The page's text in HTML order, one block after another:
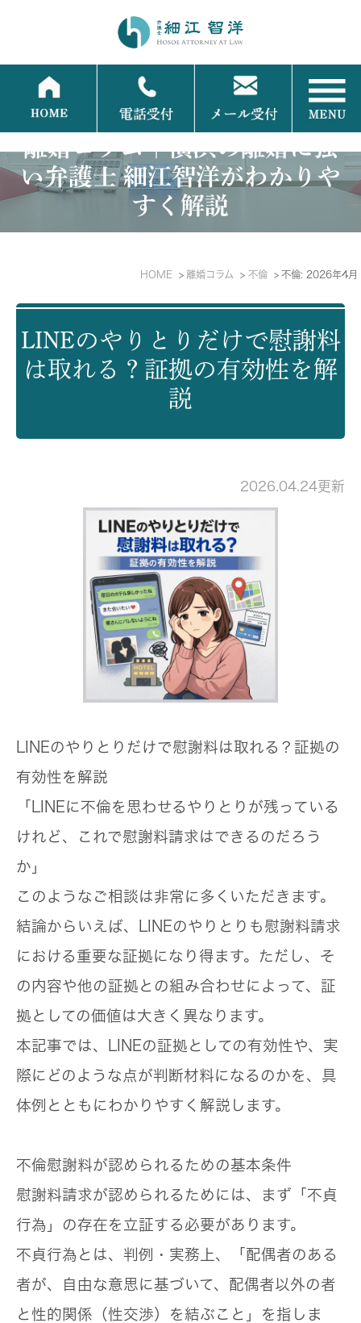
離婚コラム｜横浜の離婚に強
い弁護士 細江智洋がわかりや
すく解説
HOME 離婚コラム 不倫 不倫: 2026年4月
LINEのやりとりだけで慰謝料
は取れる？証拠の有効性を解
説
2026.04.24更新
LINEのやりとりだけで慰謝料は取れる？証拠の
有効性を解説
「LINEに不倫を思わせるやりとりが残っている
けれど、これで慰謝料請求はできるのだろう
か」
このようなご相談は非常に多くいただきます。
結論からいえば、LINEのやりとりも慰謝料請求
における重要な証拠になり得ます。ただし、そ
の内容や他の証拠との組み合わせによって、証
拠としての価値は大きく異なります。
本記事では、LINEの証拠としての有効性や、実
際にどのような点が判断材料になるのかを、具
体例とともにわかりやすく解説します。
不倫慰謝料が認められるための基本条件
慰謝料請求が認められるためには、まず「不貞
行為」の存在を立証する必要があります。
不貞行為とは、判例・実務上、「配偶者のある
者が、自由な意思に基づいて、配偶者以外の者
と性的関係（性交渉）を結ぶこと」を指しま